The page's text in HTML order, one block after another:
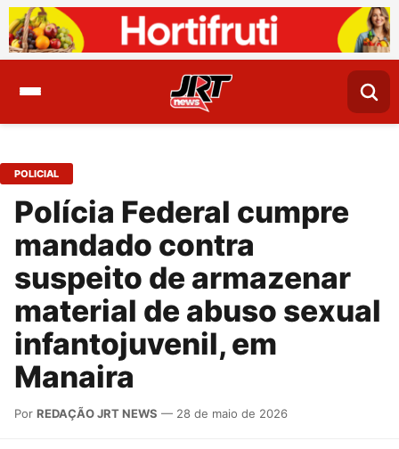
POLICIAL
Polícia Federal cumpre
mandado contra
suspeito de armazenar
material de abuso sexual
infantojuvenil, em
Manaira
Por REDAÇÃO JRT NEWS — 28 de maio de 2026